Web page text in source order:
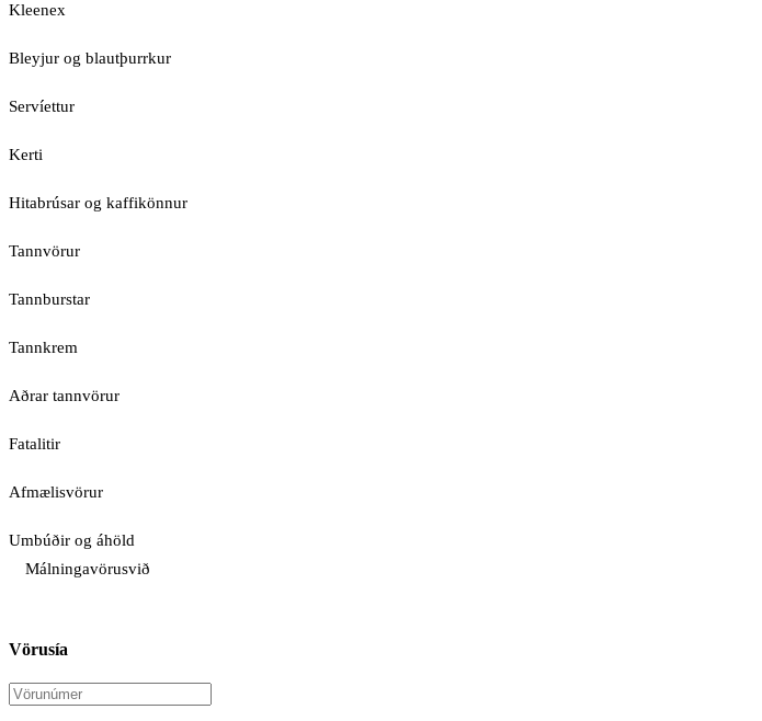
Kleenex
Bleyjur og blautþurrkur
Servíettur
Kerti
Hitabrúsar og kaffikönnur
Tannvörur
Tannburstar
Tannkrem
Aðrar tannvörur
Fatalitir
Afmælisvörur
Umbúðir og áhöld
Málningavörusvið
Vörusía